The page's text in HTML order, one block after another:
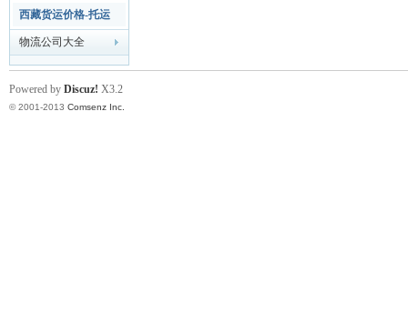
价格
西藏货运价格-托运
价格
物流公司大全
Powered by Discuz! X3.2
© 2001-2013 Comsenz Inc.